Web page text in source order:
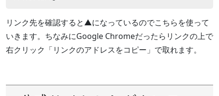
リンク先を確認すると▲になっているのでこちらを使って
いきます。ちなみにGoogle Chromeだったらリンクの上で
右クリック「リンクのアドレスをコピー」で取れます。